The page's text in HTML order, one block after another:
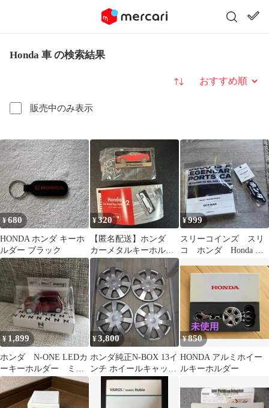
Honda 車 の検索結果
販売中のみ表示
並び替え
¥680
HONDA ホンダ キーホ
ルダー ブラック
¥320
【匿名配送】ホンダ
カーメタルキーホルダ
ー Prelude プレリュー
ド
¥999
スリーコインズ スリ
コ ホンダ Honda 限
ホルダー 青
¥ 1,899
ホンダ N-ONE LEDカ
ーキーホルダー ミニ
カー
¥3,800
ホンダ純正N-BOX 13イ
ンチ ホイールキャップ
4枚セット
¥850
HONDA アルミホイー
ルキーホルダー